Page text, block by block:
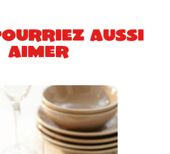
aussi
aimer